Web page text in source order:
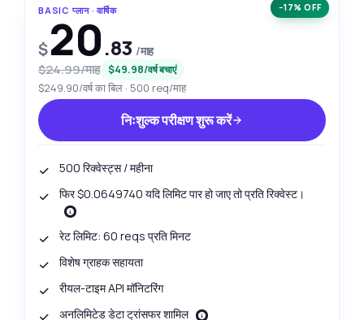
−17% OFF
BASIC प्लान · वार्षिक
$20.83 /माह
$24.99/माह $49.98/वर्ष बचाएं
$249.90/वर्ष का बिल · 500 req/माह
निःशुल्क परीक्षण शुरू करें
500 रिक्वेस्ट्स / महीना
फिर $0.0649740 यदि लिमिट पार हो जाए तो प्रति रिक्वेस्ट।
रेट लिमिट: 60 reqs प्रति मिनट
विशेष ग्राहक सहायता
रीयल-टाइम API मॉनिटरिंग
अनलिमिटेड डेटा ट्रांसफर शामिल